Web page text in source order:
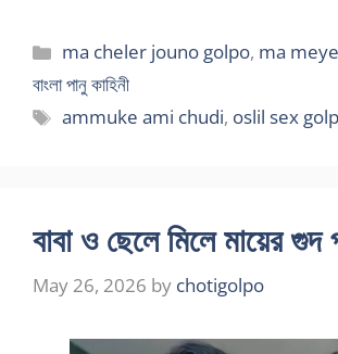
Categories
ma cheler jouno golpo, ma
বাংলা পানু কাহিনী
Tags
ammuke ami chudi, oslil sex
বাবা ও ছেলে মিলে মায়ের গুদ
May 26, 2026 by chotigolpo